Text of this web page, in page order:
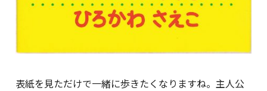
表紙を見ただけで一緒に歩きたくなりますね。主人公